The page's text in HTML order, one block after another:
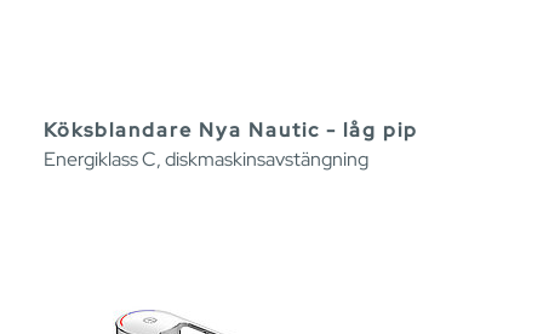
Köksblandare Nya Nautic - låg pip
Energiklass C, diskmaskinsavstängning